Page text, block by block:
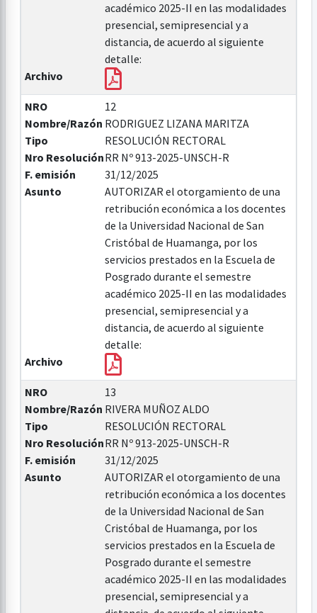
académico 2025-II en las modalidades
presencial, semipresencial y a
distancia, de acuerdo al siguiente
detalle:
Archivo
NRO
12
Nombre/Razón RODRIGUEZ LIZANA MARITZA
Tipo
RESOLUCIÓN RECTORAL
Nro ResoluciónRR Nº 913-2025-UNSCH-R
F. emisión
31/12/2025
Asunto
AUTORIZAR el otorgamiento de una
retribución económica a los docentes
de la Universidad Nacional de San
Cristóbal de Huamanga, por los
servicios prestados en la Escuela de
Posgrado durante el semestre
académico 2025-II en las modalidades
presencial, semipresencial y a
distancia, de acuerdo al siguiente
detalle:
Archivo
NRO
13
Nombre/Razón RIVERA MUÑOZ ALDO
Tipo
RESOLUCIÓN RECTORAL
Nro ResoluciónRR Nº 913-2025-UNSCH-R
F. emisión
31/12/2025
Asunto
AUTORIZAR el otorgamiento de una
retribución económica a los docentes
de la Universidad Nacional de San
Cristóbal de Huamanga, por los
servicios prestados en la Escuela de
Posgrado durante el semestre
académico 2025-II en las modalidades
presencial, semipresencial y a